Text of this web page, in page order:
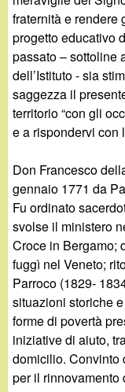
t
fraternità e rendere
progetto educativo
passato – sottoline
dell’Istituto - sia
saggezza il
territorio “con gli
e a rispondervi con
Don Francesco
gennaio 1771 da
Fu ordinato
svolse il ministero
Croce in Bergamo;
fuggì nel Veneto;
Parroco (1829-
situazioni storiche
forme di povertà
iniziative di aiuto,
domicilio. Convinto
per il